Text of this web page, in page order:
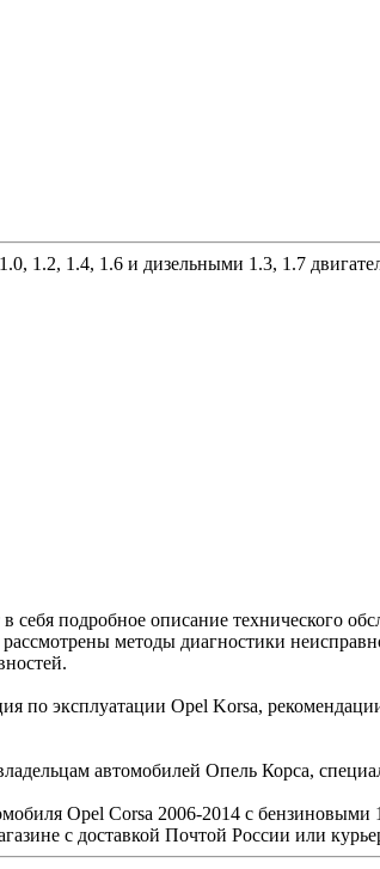
1.2, 1.4, 1.6 и дизельными 1.3, 1.7
себя подробное описание технического
рассмотрены методы диагностики
по эксплуатации Opel Korsa,
автомобилей Опель Корса,
Opel Corsa 2006-2014 с
с доставкой Почтой России или